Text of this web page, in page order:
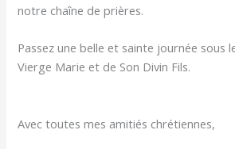
notre chaîne de prières.
Passez une belle et sainte journée sous
Vierge Marie et de Son Divin Fils.
Avec toutes mes amitiés chrétiennes,